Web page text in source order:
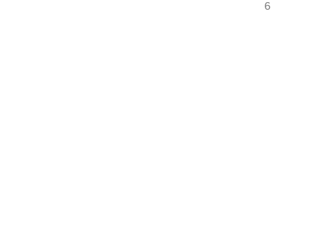
                                    6